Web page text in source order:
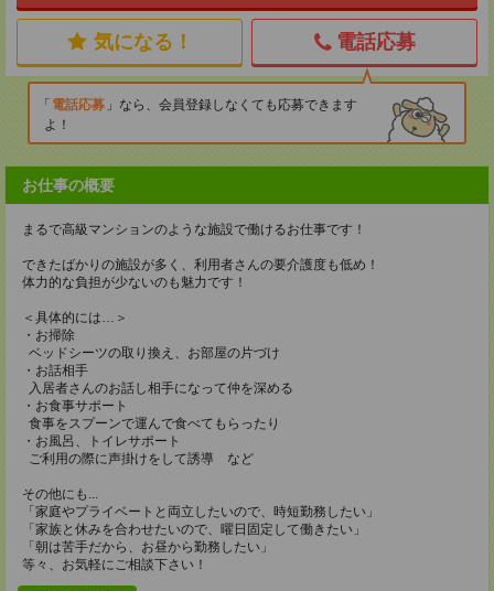
気になる！ 電話応募
電話応募
なら、会員登録しなくても応募できます
よ！
お仕事の概要
まるで高級マンションのような施設で働けるお仕事です！
できたばかりの施設が多く、利用者さんの要介護度も低め！
体力的な負担が少ないのも魅力です！
＜具体的には…＞
・お掃除
ベッドシーツの取り換え、お部屋の片づけ
・お話相手
入居者さんのお話し相手になって仲を深める
・お食事サポート
食事をスプーンで運んで食べてもらったり
・お風呂、トイレサポート
ご利用の際に声掛けをして誘導 など
その他にも...
「家庭やプライベートと両立したいので、時短勤務したい」
「家族と休みを合わせたいので、曜日固定して働きたい」
「朝は苦手だから、お昼から勤務したい」
等々、お気軽にご相談下さい！